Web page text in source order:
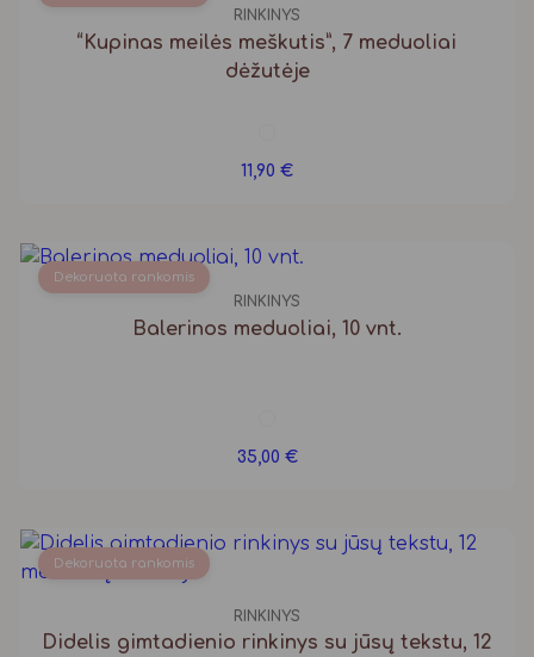
RINKINYS
“Kupinas meilės meškutis”, 7 meduoliai
dėžutėje
11,90 €
Dekoruota rankomis
RINKINYS
Balerinos meduoliai, 10 vnt.
35,00 €
Dekoruota rankomis
RINKINYS
Didelis gimtadienio rinkinys su jūsų tekstu, 12